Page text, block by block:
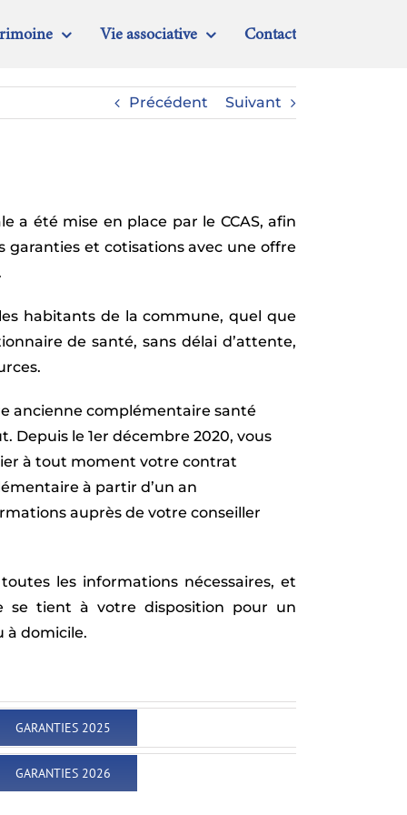
Vie associative Contact
Précédent Suivant
a été mise en place par le CCAS, afin
garanties et cotisations avec une offre
habitants de la commune, quel que
de santé, sans délai d’attente,
ancienne complémentaire santé
Depuis le 1er décembre 2020, vous
à tout moment votre contrat
à partir d’un an
auprès de votre conseiller
les informations nécessaires, et
se tient à votre disposition pour un
à domicile.
GARANTIES 2025
GARANTIES 2026